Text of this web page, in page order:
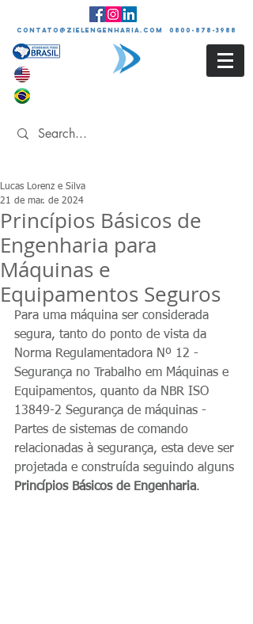
contato@zielengenharia.com 0800-878-3988
Princípios Básicos de
Engenharia para
Máquinas e
Equipamentos Seguros
Lucas Lorenz e Silva
21 de mar. de 2024
Para uma máquina ser considerada
segura, tanto do ponto de vista da
Norma Regulamentadora Nº 12 -
Segurança no Trabalho em Máquinas e
Equipamentos, quanto da NBR ISO
13849-2 Segurança de máquinas -
Partes de sistemas de comando
relacionadas à segurança, esta deve ser
projetada e construída seguindo alguns
Princípios Básicos de Engenharia.